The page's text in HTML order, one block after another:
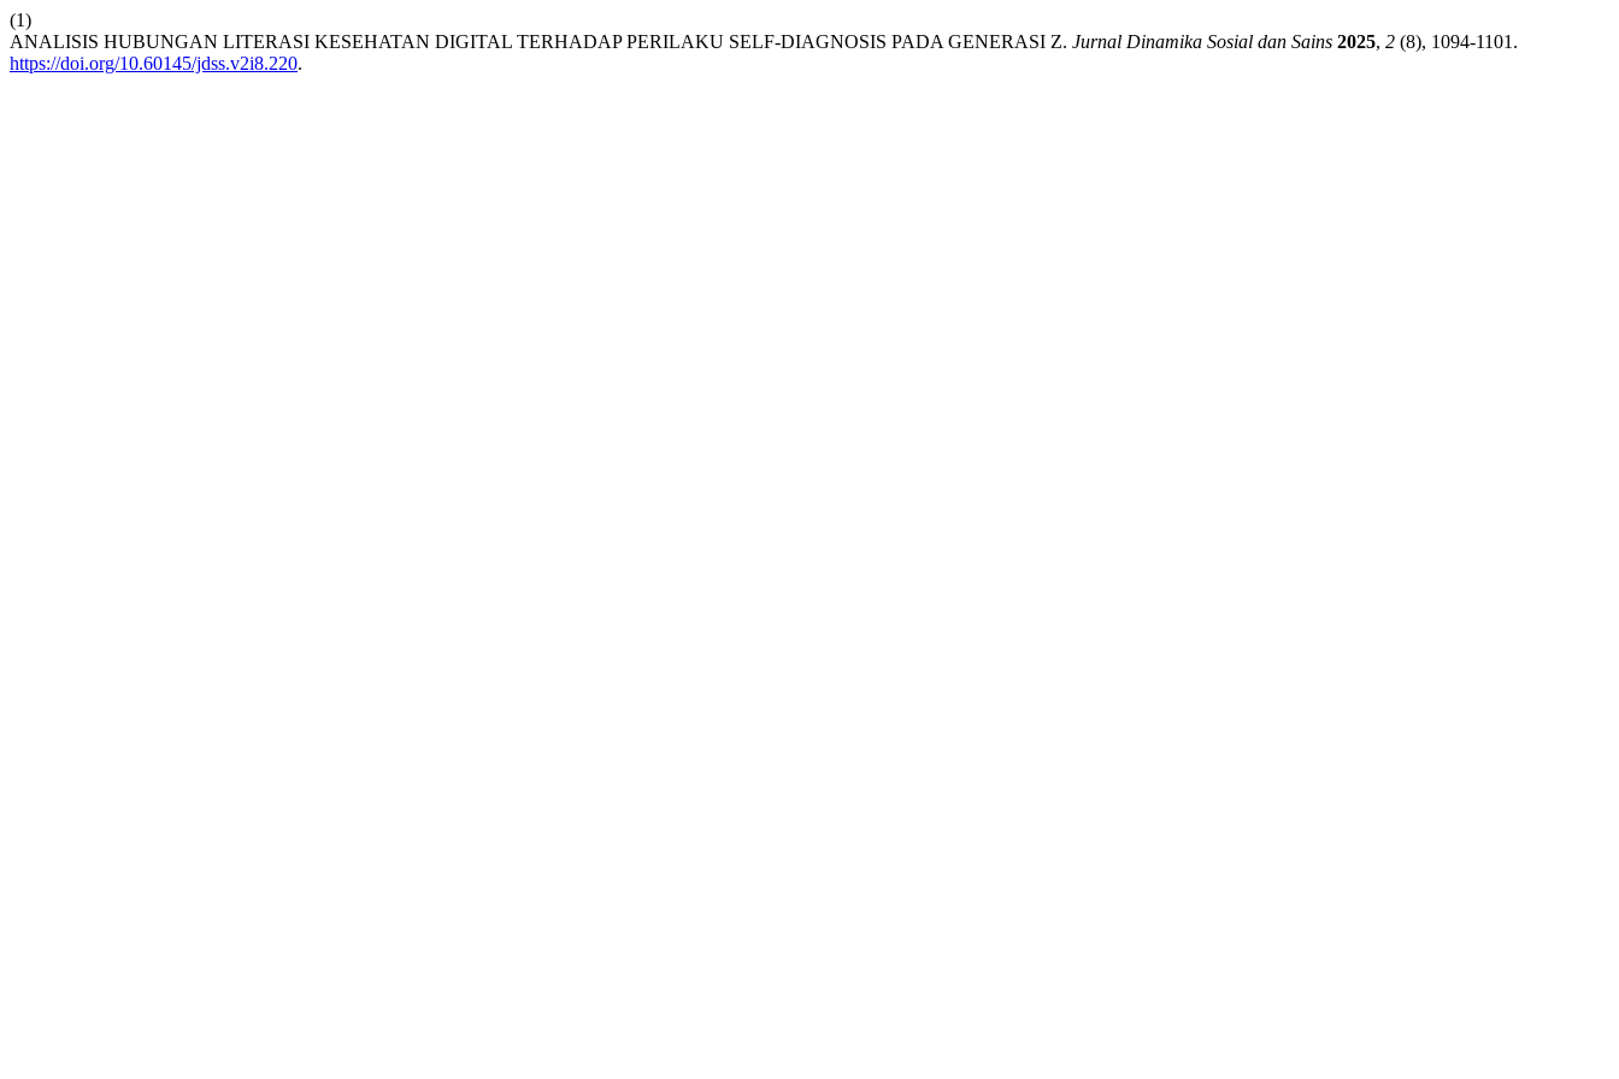
(1)
ANALISIS HUBUNGAN LITERASI KESEHATAN DIGITAL TERHADAP PERILAKU SELF-DIAGNOSIS PADA GENERASI Z. Jurnal Dinamika Sosial dan Sains 2025, 2 (8), 1094-1101.
https://doi.org/10.60145/jdss.v2i8.220.